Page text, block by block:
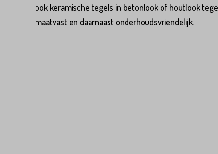
ook keramische tegels in betonlook of houtlook
maatvast en daarnaast onderhoudsvriendelijk.Nederland